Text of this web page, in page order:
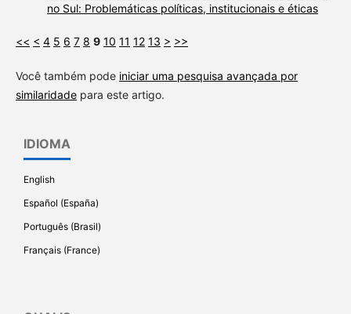
no Sul: Problemáticas políticas, institucionais e éticas
<< < 4 5 6 7 8 9 10 11 12 13 > >>
Você também pode iniciar uma pesquisa avançada por
similaridadepara este artigo.
IDIOMA
English
Español (España)
Português (Brasil)
Français (France)